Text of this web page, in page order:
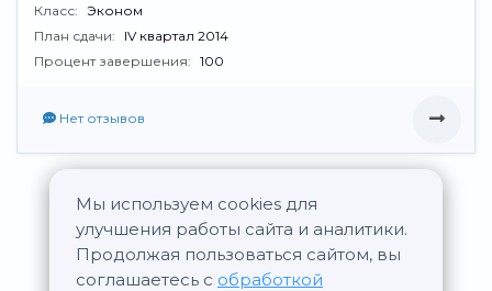
Мы используем cookies для
улучшения работы сайта и аналитики.
Продолжая пользоваться сайтом, вы
соглашаетесь с обработкой
Класс: Эконом
План сдачи:
IV квартал 2014
Процент завершения: 100
Нет отзывов
Все новостройки ДСК-1